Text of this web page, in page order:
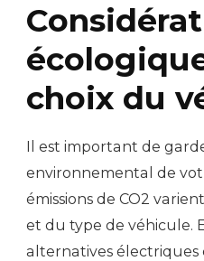
choix du
Il est important de
environnemental de
émissions de CO2
et du type de véhicule.
alternatives électriques